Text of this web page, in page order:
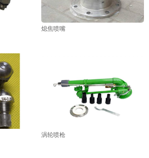
熄焦喷嘴
涡轮喷枪